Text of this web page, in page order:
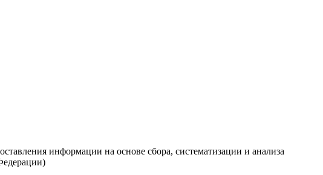
информации на основе сбора, систематизации и анализа